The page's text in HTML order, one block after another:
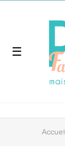
Basculer
☰